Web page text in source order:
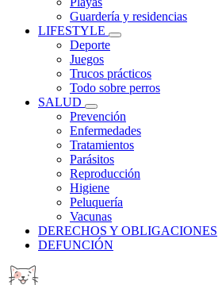
Guardería y residencias
LIFESTYLE
Deporte
Juegos
Trucos prácticos
Todo sobre perros
SALUD
Prevención
Enfermedades
Tratamientos
Parásitos
Reproducción
Higiene
Peluquería
Vacunas
DERECHOS Y OBLIGACIONES
DEFUNCIÓN